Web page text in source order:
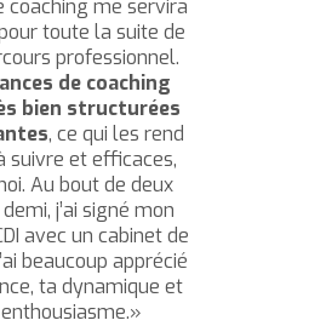
coaching me servira
toute la suite de
professionnel.
de coaching
bien structurées
, ce qui les rend
suivre et efficaces,
Au bout de deux
j’ai signé mon
avec un cabinet de
beaucoup apprécié
ta dynamique et